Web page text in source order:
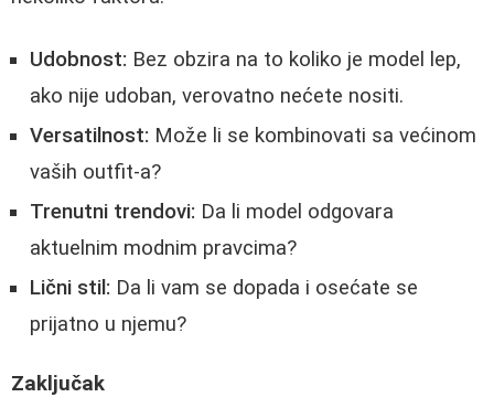
Udobnost: Bez obzira na to koliko je model lep,
ako nije udoban, verovatno nećete nositi.
Versatilnost: Može li se kombinovati sa većinom
vaših outfit-a?
Trenutni trendovi: Da li model odgovara
aktuelnim modnim pravcima?
Lični stil: Da li vam se dopada i osećate se
prijatno u njemu?
Zaključak